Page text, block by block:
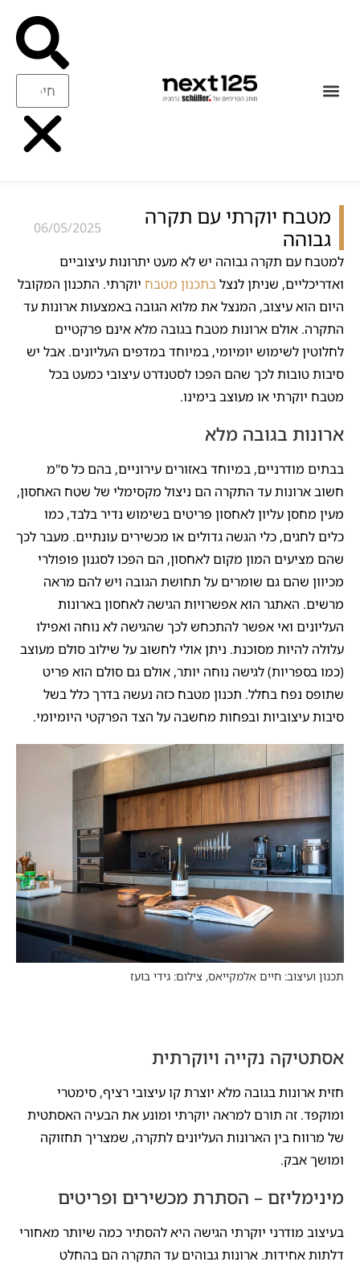
מטבח יוקרתי עם תקרה
גבוהה
06/05/2025
תכנון ועיצוב: חיים אלמקייאס, צילום: גידי בועז
למטבח עם תקרה גבוהה יש לא מעט יתרונות עיצוביים
ואדריכליים, שניתן לנצלבתכנון מטבח יוקרתי. התכנון המקובל
היום הוא עיצוב, המנצל את מלוא הגובה באמצעות ארונות עד
התקרה. אולם ארונות מטבח בגובה מלא אינם פרקטיים
לחלוטין לשימוש יומיומי, במיוחד במדפים העליונים. אבל יש
סיבות טובות לכך שהם הפכו לסטנדרט עיצובי כמעט בכל
מטבח יוקרתי או מעוצב בימינו.
ארונות בגובה מלא
בבתים מודרניים, במיוחד באזורים עירוניים, בהם כל ס"מ
חשוב ארונות עד התקרה הם ניצול מקסימלי של שטח האחסון,
מעין מחסן עליון לאחסון פריטים בשימוש נדיר בלבד, כמו
כלים לחגים, כלי הגשה גדולים או מכשירים עונתיים. מעבר לכך
שהם מציעים המון מקום לאחסון, הם הפכו לסגנון פופולרי
מכיוון שהם גם שומרים על תחושת הגובה ויש להם מראה
מרשים. האתגר הוא אפשרויות הגישה לאחסון בארונות
העליונים ואי אפשר להתכחש לכך שהגישה לא נוחה ואפילו
עלולה להיות מסוכנת. ניתן אולי לחשוב על שילוב סולם מעוצב
(כמו בספריות) לגישה נוחה יותר, אולם גם סולם הוא פריט
שתופס נפח בחלל. תכנון מטבח כזה נעשה בדרך כלל בשל
סיבות עיצוביות ובפחות מחשבה על הצד הפרקטי היומיומי.
אסתטיקה נקייה ויוקרתית
חזית ארונות בגובה מלא יוצרת קו עיצובי רציף, סימטרי
ומוקפד. זה תורם למראה יוקרתי ומונע את הבעיה האסתטית
של מרווח בין הארונות העליונים לתקרה, שמצריך תחזוקה
ומושך אבק.
מינימליזם – הסתרת מכשירים ופריטים
בעיצוב מודרני יוקרתי הגישה היא להסתיר כמה שיותר מאחורי
דלתות אחידות. ארונות גבוהים עד התקרה הם בהחלט